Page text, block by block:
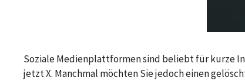
Soziale Medienplattformen sind beliebt für kurze
jetzt X. Manchmal möchten Sie jedoch einen